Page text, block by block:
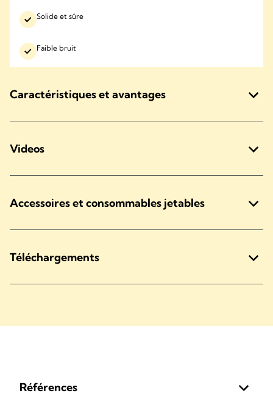
Solide et sûre
Faible bruit
Caractéristiques et avantages
Videos
Accessoires et consommables jetables
Téléchargements
Références